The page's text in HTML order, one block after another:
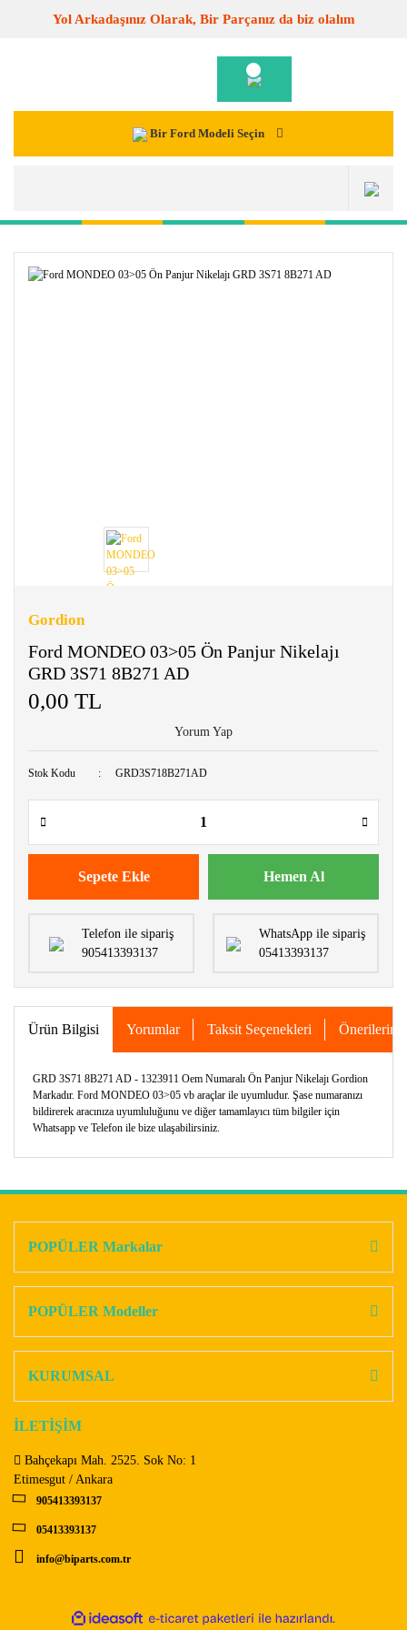
Yol Arkadaşınız Olarak, Bir Parçanız da biz olalım
Bir Ford Modeli Seçin
Gordion
Ford MONDEO 03>05 Ön Panjur Nikelajı
GRD 3S71 8B271 AD
0,00 TL
Yorum Yap
Stok Kodu GRD3S718B271AD
Sepete Ekle Hemen Al
Telefon ile sipariş
905413393137
WhatsApp ile sipariş
05413393137
Ürün Bilgisi Yorumlar Taksit Seçenekleri Önerileriniz
GRD 3S71 8B271 AD - 1323911 Oem Numaralı Ön Panjur Nikelajı Gordion
Markadır. Ford MONDEO 03>05 vb araçlar ile uyumludur. Şase numaranızı
bildirerek aracınıza uyumluluğunu ve diğer tamamlayıcı tüm bilgiler için
Whatsapp ve Telefon ile bize ulaşabilirsiniz.
Ürün açıklamasında eksik bilgiler bulunuyor.
Bu ürüne benzer farklı alternatifler olmalı.
POPÜLER Markalar
POPÜLER Modeller
KURUMSAL
İLETİŞİM
Bahçekapı Mah. 2525. Sok No: 1
Etimesgut / Ankara
905413393137
05413393137
info@biparts.com.tr
ideasoft
e-